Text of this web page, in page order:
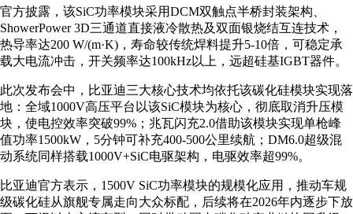
官方披露，该SiC功率模块采用DCM双触点半桥封装架构、
ShowerPower 3D三通道直接液冷散热及双面银烧结互连技术，
热导率达200 W/(m·K)，寿命较传统焊料提升5-10倍，可稳定承
载大电流冲击，开关频率达100kHz以上，远超硅基IGBT器件。
此次发布会中，比亚迪三大核心技术均依托该碳化硅模块实现落
地：全域1000V高压平台以该SiC模块为核心，彻底取消升压模
块，使电控效率突破99%；兆瓦闪充2.0借助该模块实现单枪峰
值功率1500kW，5分钟可补充400-500公里续航；DM6.0超级混
动系统同样搭载1000V+SiC电驱架构，电驱效率超99%。
比亚迪官方表示，1500V SiC功率模块的规模化应用，推动车规
级碳化硅从旗舰专属走向大众标配，后续将在2026年内逐步下放